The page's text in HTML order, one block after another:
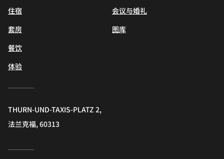
住宿
套房
餐饮
体验
会议与婚礼
图库
THURN-UND-TAXIS-PLATZ 2,
法兰克福, 60313